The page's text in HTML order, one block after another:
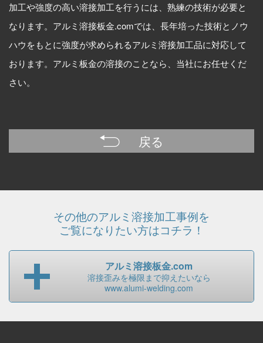
加工や強度の高い溶接加工を行うには、熟練の技術が必要と
なります。アルミ溶接板金.comでは、長年培った技術とノウ
ハウをもとに強度が求められるアルミ溶接加工品に対応して
おります。アルミ板金の溶接のことなら、当社にお任せくだ
さい。
戻る
その他のアルミ溶接加工事例を
ご覧になりたい方はコチラ！
アルミ溶接板金.com
溶接歪みを極限まで抑えたいなら
www.alumi-welding.com